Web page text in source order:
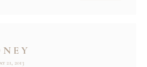
E Y
21, 2013